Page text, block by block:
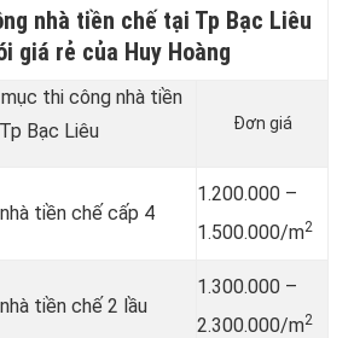
nhà tiền chế tại Tp Bạc Liêu
giá rẻ của Huy Hoàng
thi công nhà tiền
Bạc Liêu
Đơn giá
tiền chế cấp 4
1.200.000 –
1.500.000/m2
tiền chế 2 lầu
1.300.000 –
2.300.000/m2